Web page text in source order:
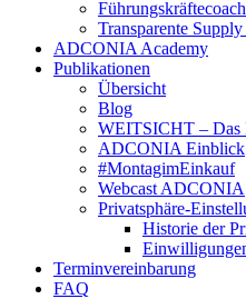
Transparente
ADCONIA Academy
Publikationen
Übersicht
Blog
WEITSICHT – Das
ADCONIA Einblick
#MontagimEinkauf
Webcast ADCONIA
Privatsphäre-
Historie der
Terminvereinbarung
FAQ